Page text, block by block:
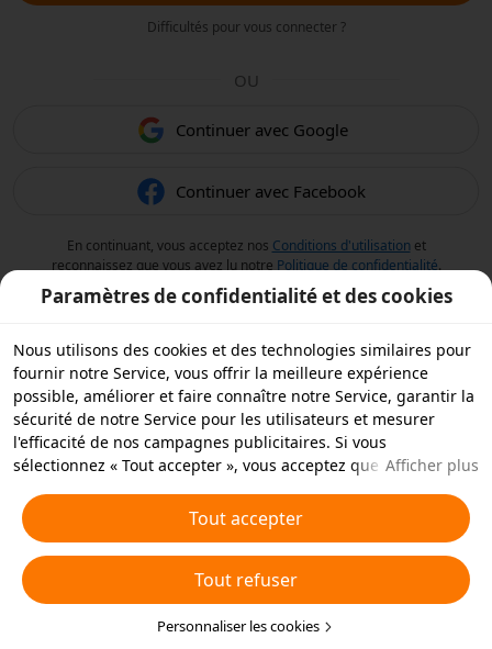
Difficultés pour vous connecter ?
OU
Continuer avec Google
Continuer avec Facebook
En continuant, vous acceptez nos Conditions d'utilisation et
reconnaissez que vous avez lu notre Politique de confidentialité.
Paramètres de confidentialité et des cookies
Nous utilisons des cookies et des technologies similaires pour
fournir notre Service, vous offrir la meilleure expérience
possible, améliorer et faire connaître notre Service, garantir la
sécurité de notre Service pour les utilisateurs et mesurer
l'efficacité de nos campagnes publicitaires. Si vous
sélectionnez « Tout accepter », vous acceptez que nous et nos
similaires sur votre appareil à des fins publicitaires. Vous
pouvez aussi « rejeter tous » les cookies non essentiels ou
choisir les types de cookies que vous souhaitez accepter ou
rejeter à tout moment dans vos paramètres de confidentialité
ou en cliquant sur « Personnaliser les cookies » ci-dessous.
Pour plus de détails, consultez notrePolitique relative aux
Afficher plus
Tout accepter
Tout refuser
Personnaliser les cookies